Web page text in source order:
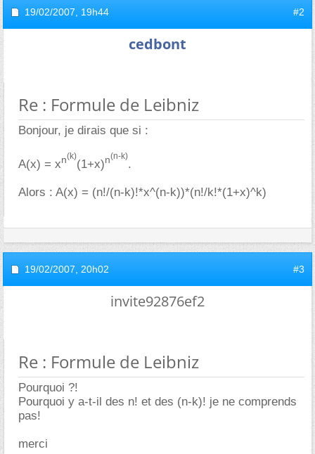
19/02/2007, 19h44 #2
cedbont
Re : Formule de Leibniz
Bonjour, je dirais que si :
A(x) = xn(k)
(1+x)n(n-k)
.
Alors : A(x) = (n!/(n-k)!*x^(n-k))*(n!/k!*(1+x)^k)
19/02/2007, 20h02 #3
invite92876ef2
Re : Formule de Leibniz
Pourquoi ?!
Pourquoi y a-t-il des n! et des (n-k)! je ne comprends
pas!
merci